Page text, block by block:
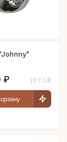
₽ 207 CR